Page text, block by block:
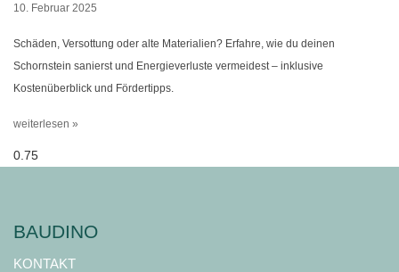
10. Februar 2025
Schäden, Versottung oder alte Materialien? Erfahre, wie du deinen
Schornstein sanierst und Energieverluste vermeidest – inklusive
Kostenüberblick und Fördertipps.
weiterlesen »
BAUDINO
KONTAKT